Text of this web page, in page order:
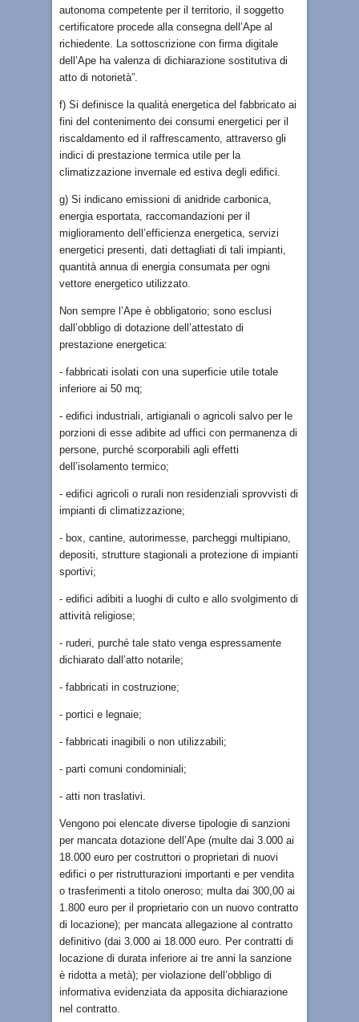
autonoma competente per il territorio, il soggetto
certificatore procede alla consegna dell’Ape al
richiedente. La sottoscrizione con firma digitale
dell’Ape ha valenza di dichiarazione sostitutiva di
atto di notorietà”.
f) Si definisce la qualità energetica del fabbricato ai
fini del contenimento dei consumi energetici per il
riscaldamento ed il raffrescamento, attraverso gli
indici di prestazione termica utile per la
climatizzazione invernale ed estiva degli edifici.
g) Si indicano emissioni di anidride carbonica,
energia esportata, raccomandazioni per il
miglioramento dell’efficienza energetica, servizi
energetici presenti, dati dettagliati di tali impianti,
quantità annua di energia consumata per ogni
vettore energetico utilizzato.
Non sempre l’Ape è obbligatorio; sono esclusi
dall’obbligo di dotazione dell’attestato di
prestazione energetica:
- fabbricati isolati con una superficie utile totale
inferiore ai 50 mq;
- edifici industriali, artigianali o agricoli salvo per le
porzioni di esse adibite ad uffici con permanenza di
persone, purché scorporabili agli effetti
dell’isolamento termico;
- edifici agricoli o rurali non residenziali sprovvisti di
impianti di climatizzazione;
- box, cantine, autorimesse, parcheggi multipiano,
depositi, strutture stagionali a protezione di impianti
sportivi;
- edifici adibiti a luoghi di culto e allo svolgimento di
attività religiose;
- ruderi, purché tale stato venga espressamente
dichiarato dall’atto notarile;
- fabbricati in costruzione;
- portici e legnaie;
- fabbricati inagibili o non utilizzabili;
- parti comuni condominiali;
- atti non traslativi.
Vengono poi elencate diverse tipologie di sanzioni
per mancata dotazione dell’Ape (multe dai 3.000 ai
18.000 euro per costruttori o proprietari di nuovi
edifici o per ristrutturazioni importanti e per vendita
o trasferimenti a titolo oneroso; multa dai 300,00 ai
1.800 euro per il proprietario con un nuovo contratto
di locazione); per mancata allegazione al contratto
definitivo (dai 3.000 ai 18.000 euro. Per contratti di
locazione di durata inferiore ai tre anni la sanzione
è ridotta a metà); per violazione dell’obbligo di
informativa evidenziata da apposita dichiarazione
nel contratto.